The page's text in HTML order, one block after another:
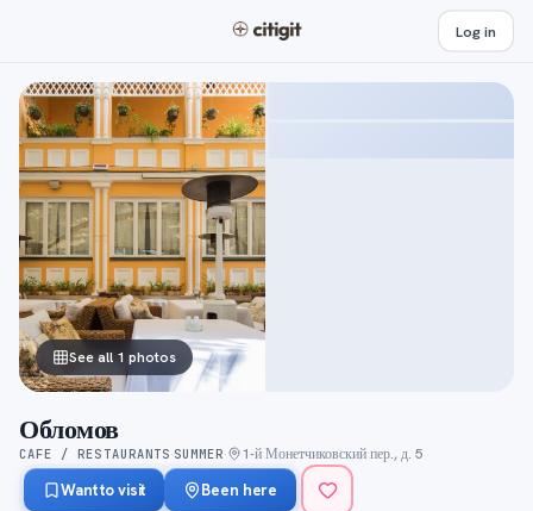
Log in
See all 1 photos
Обломов
CAFE / RESTAURANTS·SUMMER· 1-й Монетчиковский пер., д. 5
Want to visit
Been here